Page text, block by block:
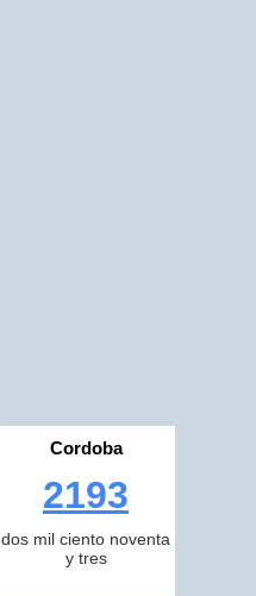
Cordoba
2193
dos mil ciento noventa
y tres